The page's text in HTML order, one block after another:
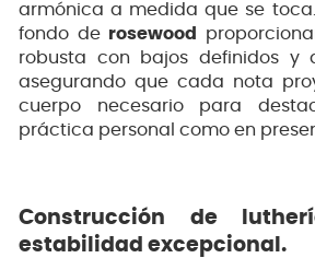
armónica a medida que se toca.
fondo de rosewood
robusta con bajos definidos y
asegurando que cada nota
cuerpo necesario para
práctica personal como en
Construcción de
estabilidad excepcional.